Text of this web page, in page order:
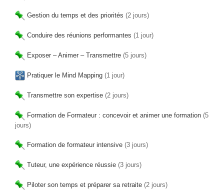
Gestion du temps et des priorités (2 jours)
Conduire des réunions performantes (1 jour)
Exposer – Animer – Transmettre (5 jours)
Pratiquer le Mind Mapping (1 jour)
Transmettre son expertise (2 jours)
Formation de Formateur : concevoir et animer une formation (5
jours)
Formation de formateur intensive (3 jours)
Tuteur, une expérience réussie (3 jours)
Piloter son temps et préparer sa retraite (2 jours)